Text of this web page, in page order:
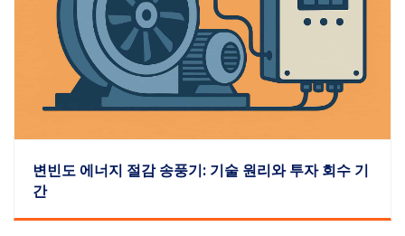
변빈도 에너지 절감 송풍기: 기술 원리와 투자 회수 기
간